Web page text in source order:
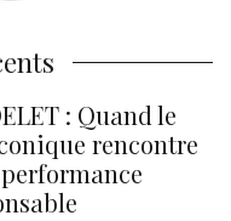
: Quand le
rencontre